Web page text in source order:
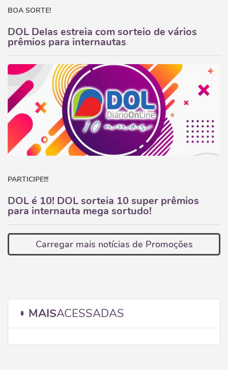
BOA SORTE!
DOL Delas estreia com sorteio de vários
prêmios para internautas
PARTICIPE!!!
DOL é 10! DOL sorteia 10 super prêmios
para internauta mega sortudo!
Carregar mais notícias de Promoções
MAISACESSADAS